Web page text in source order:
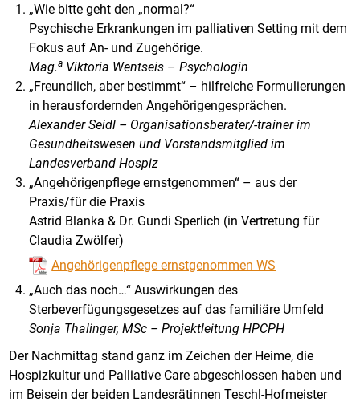
„Wie bitte geht den „normal?“
Psychische Erkrankungen im palliativen Setting mit dem
Fokus auf An- und Zugehörige.
Mag.a Viktoria Wentseis –Psychologin
„Freundlich, aber bestimmt“ – hilfreiche Formulierungen
in herausfordernden Angehörigengesprächen.
Alexander Seidl – Organisationsberater/-trainer im
Gesundheitswesen und Vorstandsmitglied im
Landesverband Hospiz
„Angehörigenpflege ernstgenommen“ – aus der
Praxis/für die Praxis
Astrid Blanka & Dr. Gundi Sperlich (in Vertretung für
Claudia Zwölfer)
Angehörigenpflege ernstgenommen WS
„Auch das noch…“ Auswirkungen des
Sterbeverfügungsgesetzes auf das familiäre Umfeld
Sonja Thalinger, MSc – Projektleitung HPCPH
Der Nachmittag stand ganz im Zeichen der Heime, die
Hospizkultur und Palliative Care abgeschlossen haben und
im Beisein der beiden Landesrätinnen Teschl-Hofmeister